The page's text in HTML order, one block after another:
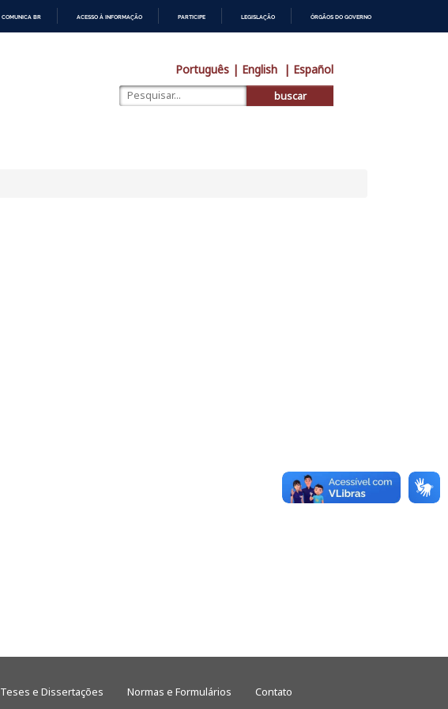
COMUNICA BR ACESSO À INFORMAÇÃO PARTICIPE LEGISLAÇÃO ÓRGÃOS DO GOVERNO
Português | English | Español
buscar
Teses e Dissertações Normas e Formulários Contato